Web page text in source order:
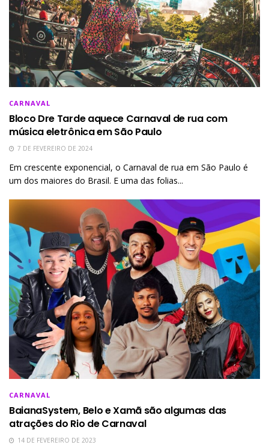
CARNAVAL
Bloco Dre Tarde aquece Carnaval de rua com
música eletrônica em São Paulo
7 DE FEVEREIRO DE 2024
Em crescente exponencial, o Carnaval de rua em São Paulo é
um dos maiores do Brasil. E uma das folias...
CARNAVAL
BaianaSystem, Belo e Xamã são algumas das
atrações do Rio de Carnaval
14 DE FEVEREIRO DE 2023